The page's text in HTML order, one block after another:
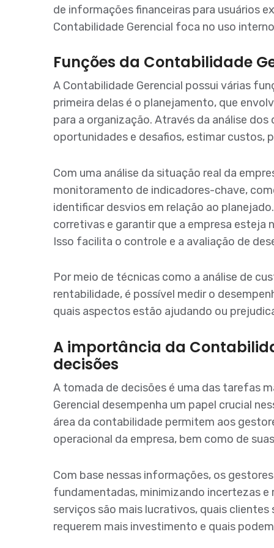
de informações financeiras para usuários
Contabilidade Gerencial foca no uso
Funções da Contabilidade
A Contabilidade Gerencial possui várias
primeira delas é o planejamento, que
para a organização. Através da análise
oportunidades e desafios, estimar custos,
Com uma análise da situação real da
monitoramento de indicadores-chave,
identificar desvios em relação ao
corretivas e garantir que a empresa esteja
Isso facilita o controle e a avaliação de
Por meio de técnicas como a análise de
rentabilidade, é possível medir o
quais aspectos estão ajudando ou
A importância da
decisões
A tomada de decisões é uma das tarefas
Gerencial desempenha um papel crucial
área da contabilidade permitem aos
operacional da empresa, bem como de
Com base nessas informações, os
fundamentadas, minimizando incertezas
serviços são mais lucrativos, quais
requerem mais investimento e quais